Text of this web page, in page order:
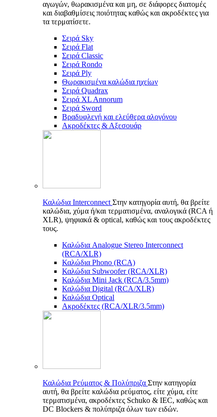
αγωγών, θωρακισμένα και μη, σε διάφορες διατομές
και διαβαθμίσεις ποιότητας καθώς και ακροδέκτες για
τα τερματίσετε.
Σειρά Sky
Σειρά Flat
Σειρά Classic
Σειρά Rondo
Σειρά Ply
Θωρακισμένα καλώδια ηχείων
Σειρά Quadrax
Σειρά XL Annorum
Σειρά Sword
Βραδυφλεγή και ελεύθερα αλογόνου
Ακροδέκτες & Αξεσουάρ
Καλώδια Interconnect Στην κατηγορία αυτή, θα βρείτε
καλώδια, χύμα ή/και τερματισμένα, αναλογικά (RCA ή
XLR), ψηφιακά & optical, καθώς και τους ακροδέκτες
τους.
Καλώδια Analogue Stereo Interconnect
(RCA/XLR)
Καλώδια Phono (RCA)
Καλώδια Subwoofer (RCA/XLR)
Καλώδια Mini Jack (RCA/3.5mm)
Καλώδια Digital (RCA/XLR)
Καλώδια Optical
Ακροδέκτες (RCA/XLR/3.5mm)
Καλώδια Ρεύματος & Πολύπριζα Στην κατηγορία
αυτή, θα βρείτε καλώδια ρεύματος, είτε χύμα, είτε
τερματισμένα, ακροδέκτες Schuko & IEC, καθώς και
DC Blockers & πολύπριζα όλων των ειδών.